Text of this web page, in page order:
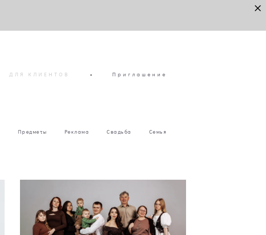
ДЛЯ КЛИЕНТОВ • Приглашение
Предметы Реклама Свадьба Семья